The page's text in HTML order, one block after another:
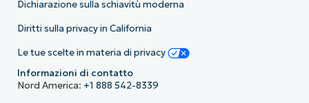
Dichiarazione sulla schiavitù moderna
Diritti sulla privacy in California
Le tue scelte in materia di privacy
Informazioni di contatto
Nord America: +1 888 542-8339